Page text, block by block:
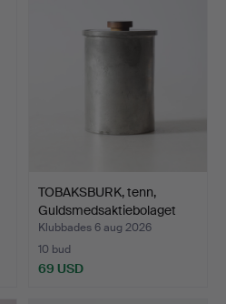
TOBAKSBURK, tenn,
Guldsmedsaktiebolaget
(G…
Klubbades 6 aug 2026
10 bud
69 USD